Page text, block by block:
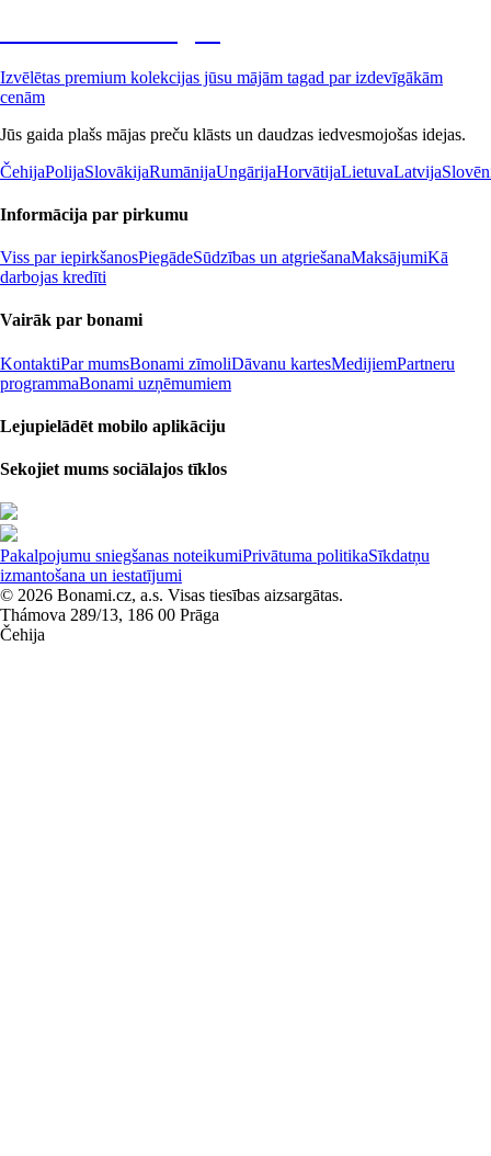
Izvēlētas premium kolekcijas jūsu mājām tagad par izdevīgākām
cenām
Jūs gaida plašs mājas preču klāsts un daudzas iedvesmojošas idejas.
ČehijaPolijaSlovākijaRumānijaUngārijaHorvātijaLietuvaLatvija
Informācija par pirkumu
Viss par iepirkšanosPiegādeSūdzības un atgriešanaMaksājumiKā
darbojas kredīti
Vairāk par bonami
KontaktiPar mumsBonami zīmoliDāvanu kartesMedijiemPartneru
programmaBonami uzņēmumiem
Lejupielādēt mobilo aplikāciju
Sekojiet mums sociālajos tīklos
Pakalpojumu sniegšanas noteikumiPrivātuma politikaSīkdatņu
izmantošana un iestatījumi
© 2026 Bonami.cz, a.s. Visas tiesības aizsargātas.
Thámova 289/13, 186 00 Prāga
Čehija